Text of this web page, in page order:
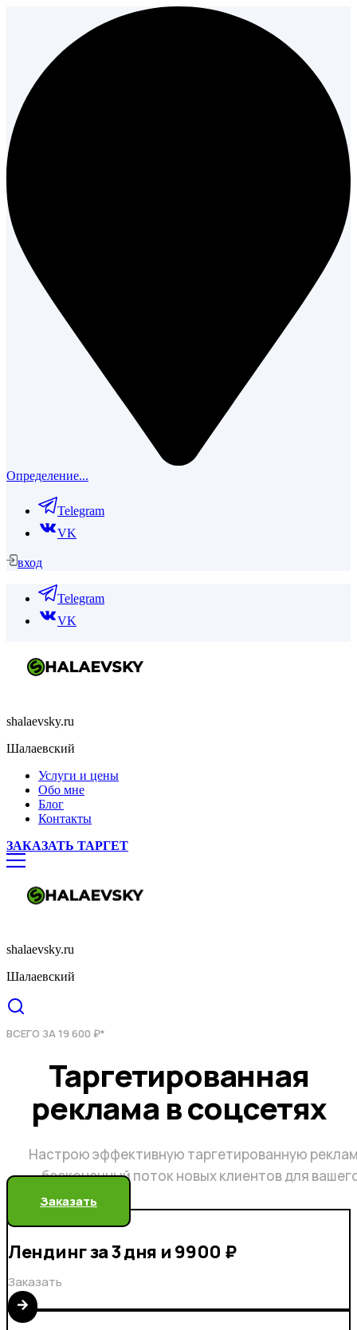
Определение...
Telegram
VK
вход
Telegram
VK
shalaevsky.ru
Шалаевский
Услуги и цены
Обо мне
Блог
Контакты
ЗАКАЗАТЬ ТАРГЕТ
shalaevsky.ru
Шалаевский
ВСЕГО ЗА 19 600 ₽*
Таргетированная
реклама в соцсетях
Настрою эффективную таргетированную
бесконечный поток новых клиентов для
Заказать
Лендинг за 3 дня и 9900 ₽
Заказать